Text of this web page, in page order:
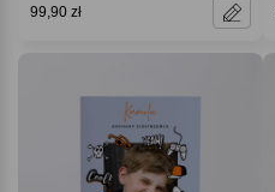
99,90 zł